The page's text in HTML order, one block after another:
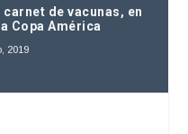
de vacunas, en
Copa América
2019